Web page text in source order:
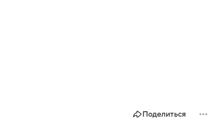
Поделиться